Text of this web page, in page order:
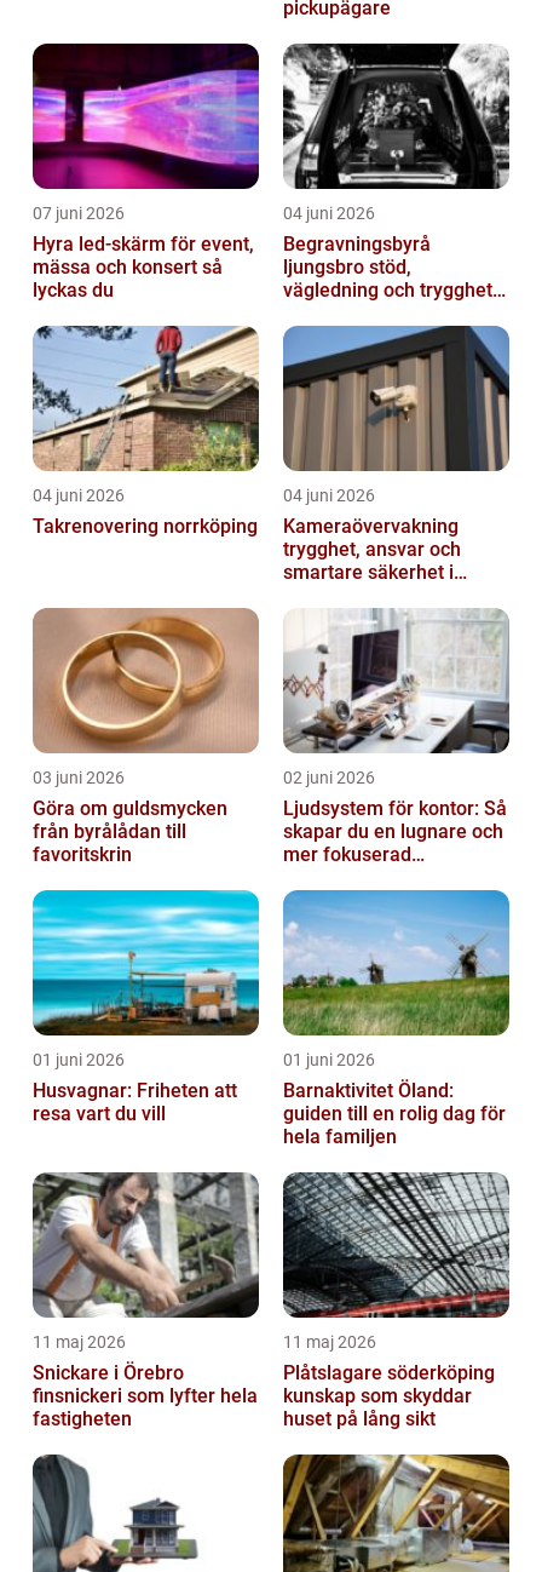
pickupägare
07 juni 2026
Hyra led-skärm för event,
mässa och konsert så
lyckas du
04 juni 2026
Begravningsbyrå
ljungsbro stöd,
vägledning och trygghet
04 juni 2026
Takrenovering norrköping
04 juni 2026
Kameraövervakning
trygghet, ansvar och
smartare säkerhet i
03 juni 2026
Göra om guldsmycken
från byrålådan till
favoritskrin
02 juni 2026
Ljudsystem för kontor: Så
skapar du en lugnare och
mer fokuserad
01 juni 2026
Husvagnar: Friheten att
resa vart du vill
01 juni 2026
Barnaktivitet Öland:
guiden till en rolig dag för
hela familjen
11 maj 2026
Snickare i Örebro
finsnickeri som lyfter hela
fastigheten
11 maj 2026
Plåtslagare söderköping
kunskap som skyddar
huset på lång sikt